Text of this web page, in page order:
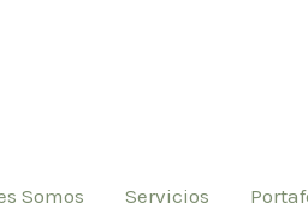
Somos Servicios